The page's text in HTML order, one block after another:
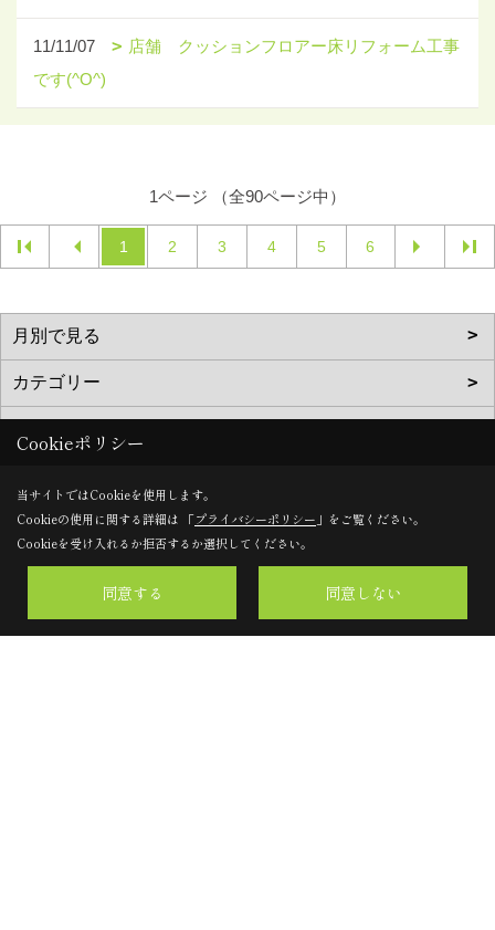
11/11/07
店舗 クッションフロアー床リフォーム工事
です(^O^)
1ページ （全90ページ中）
1 2 3 4 5 6
有限会社 マルゼンコーポレーション
大阪府大阪狭山市金剛2丁目11番7号
TEL：072-365-5555
Cookieポリシー
当サイトではCookieを使用します。
Cookieの使用に関する詳細は 「プライバシーポリシー 」をご覧ください。
Cookieを受け入れるか拒否するか選択してください。
同意する 同意しない